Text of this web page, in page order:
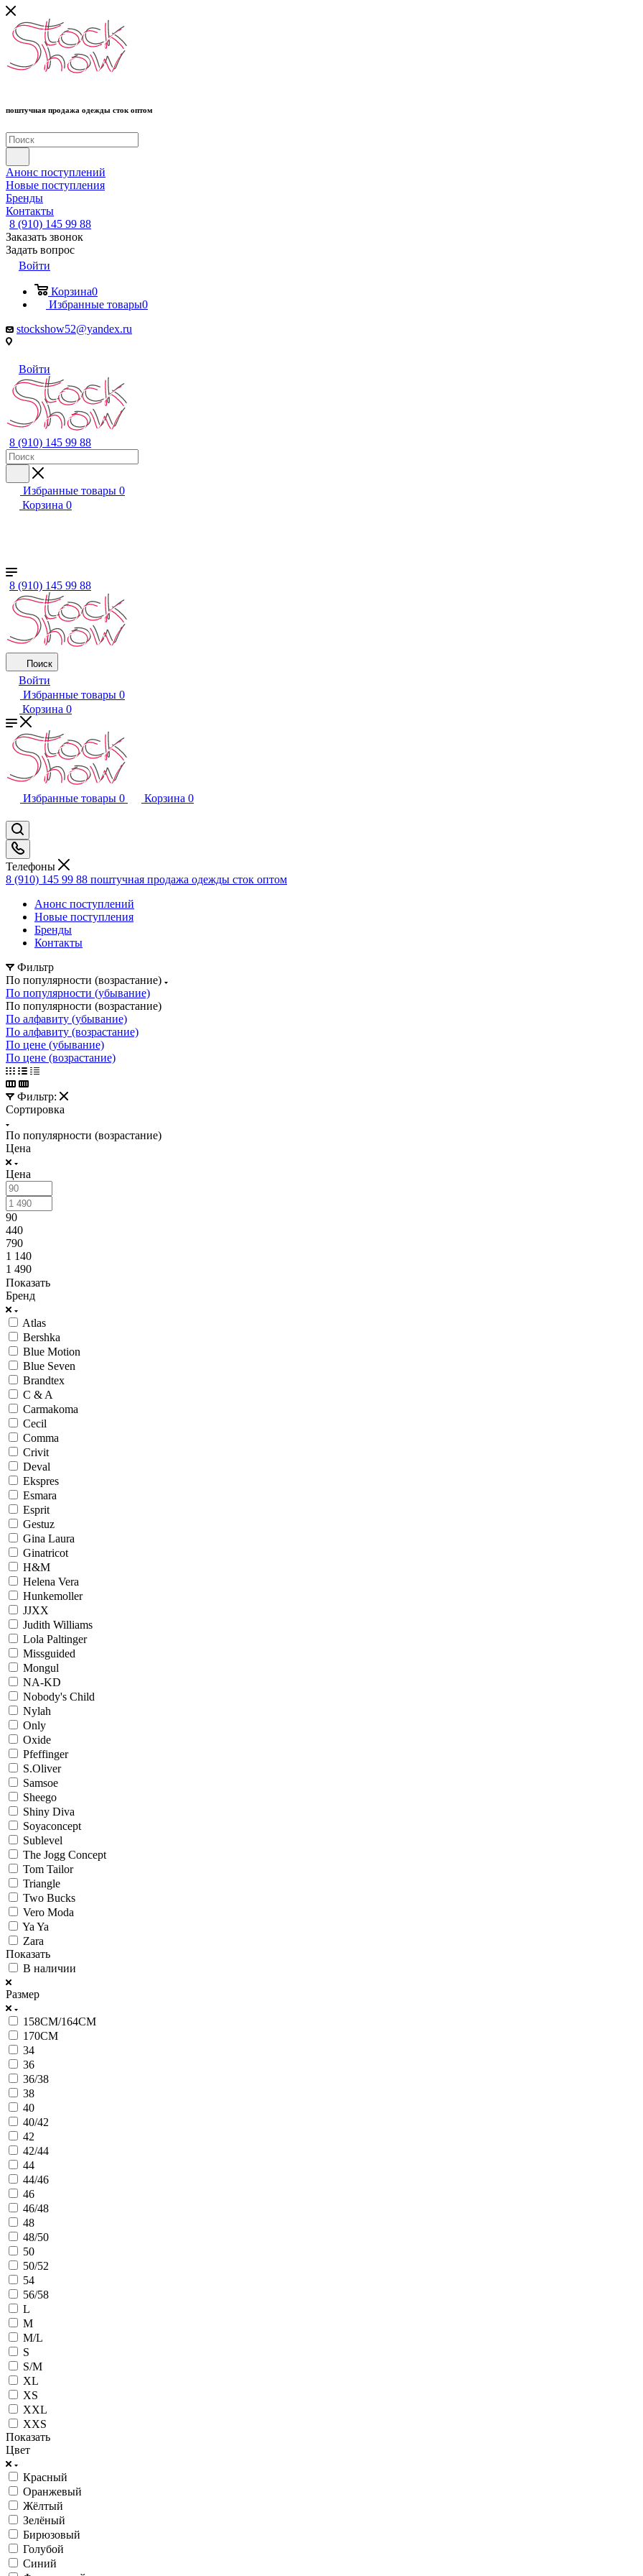
поштучная продажа одежды сток оптом
Анонс поступлений
Новые поступления
Бренды
Контакты
8 (910) 145 99 88
Заказать звонок
Задать вопрос
Войти
Корзина0
Избранные товары0
stockshow52@yandex.ru
Войти
8 (910) 145 99 88
Избранные товары 0
Корзина 0
8 (910) 145 99 88
Поиск
Войти
Избранные товары 0
Корзина 0
Избранные товары 0 Корзина 0
Телефоны
8 (910) 145 99 88 поштучная продажа одежды сток оптом
Анонс поступлений
Новые поступления
Бренды
Контакты
Фильтр
По популярности (возрастание)
По популярности (убывание)
По популярности (возрастание)
По алфавиту (убывание)
По алфавиту (возрастание)
По цене (убывание)
По цене (возрастание)
Фильтр:
Сортировка
По популярности (возрастание)
Цена
Цена
90
440
790
1 140
1 490
Показать
Бренд
Atlas
Bershka
Blue Motion
Blue Seven
Brandtex
C & A
Carmakoma
Cecil
Comma
Crivit
Deval
Ekspres
Esmara
Esprit
Gestuz
Gina Laura
Ginatricot
H&M
Helena Vera
Hunkemoller
JJXX
Judith Williams
Lola Paltinger
Missguided
Mongul
NA-KD
Nobody's Child
Nylah
Only
Oxide
Pfeffinger
S.Oliver
Samsoe
Sheego
Shiny Diva
Soyaconcept
Sublevel
The Jogg Concept
Tom Tailor
Triangle
Two Bucks
Vero Moda
Ya Ya
Zara
Показать
В наличии
Размер
158СМ/164СМ
170CM
34
36
36/38
38
40
40/42
42
42/44
44
44/46
46
46/48
48
48/50
50
50/52
54
56/58
L
M
M/L
S
S/M
XL
XS
XXL
XXS
Показать
Цвет
Красный
Оранжевый
Жёлтый
Зелёный
Бирюзовый
Голубой
Синий